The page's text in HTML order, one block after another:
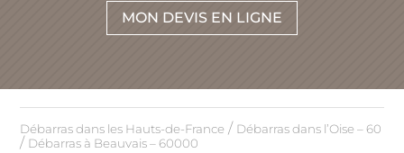
MON DEVIS EN LIGNE
Débarras dans les Hauts-de-France / Débarras dans l’Oise – 60
/ Débarras à Beauvais – 60000